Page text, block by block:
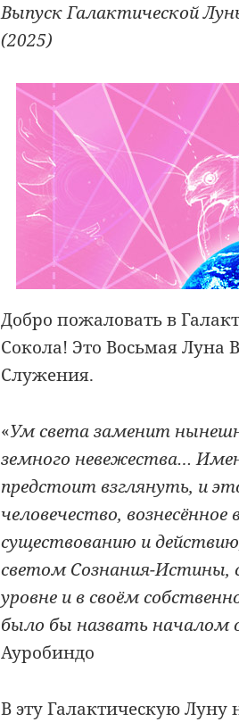
Выпуск Галактической
(2025)
Добро пожаловать в
Сокола! Это Восьмая Луна
Служения.
«Ум света заменит
земного невежества…
предстоит взглянуть, и
человечество,
существованию и
светом Сознания-Истины,
уровне и в своём
было бы назвать началом
Ауробиндо
В эту Галактическую